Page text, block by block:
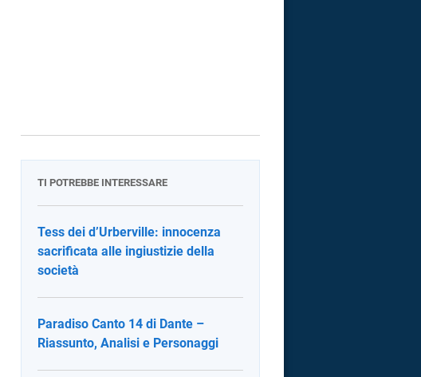
TI POTREBBE INTERESSARE
Tess dei d’Urberville: innocenza
sacrificata alle ingiustizie della
società
Paradiso Canto 14 di Dante –
Riassunto, Analisi e Personaggi